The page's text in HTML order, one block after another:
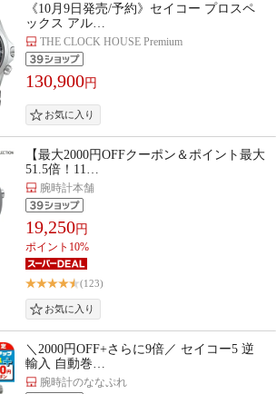
《10月9日発売/予約》セイコー プロスペ
ックス アル…
THE CLOCK HOUSE Premium
130,900円
【最大2000円OFFクーポン＆ポイント最大
51.5倍！11…
腕時計本舗
19,250円
ポイント10%
(123)
＼2000円OFF+さらに9倍／ セイコー5 逆
輸入 自動巻…
腕時計のななぷれ